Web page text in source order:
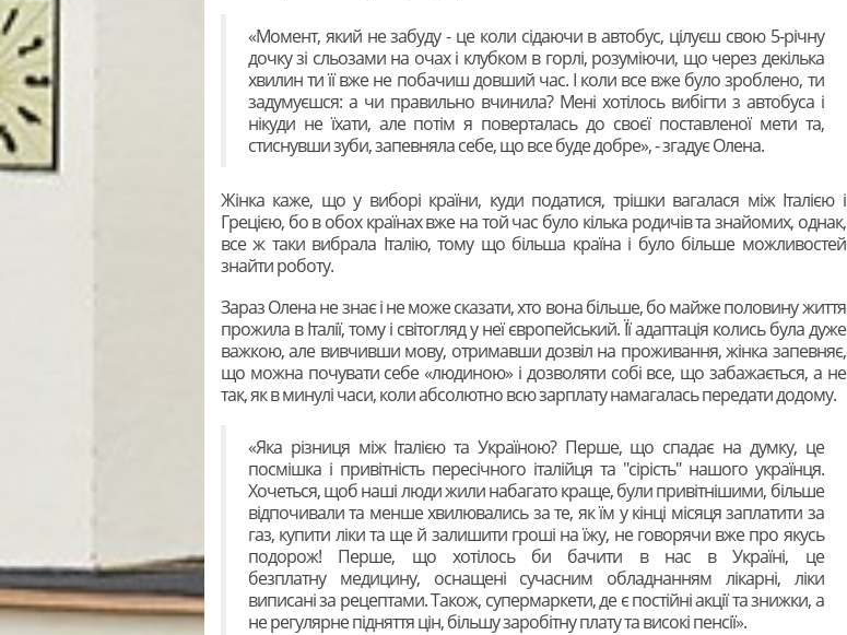
«Момент, який не забуду - це коли сідаючи в автобус, цілуєш свою 5-річну
дочку зі сльозами на очах і клубком в горлі, розуміючи, що через декілька
хвилин ти її вже не побачиш довший час. І коли все вже було зроблено, ти
задумуєшся: а чи правильно вчинила? Мені хотілось вибігти з автобуса і
нікуди не їхати, але потім я поверталась до своєї поставленої мети та,
стиснувши зуби, запевняла себе, що все буде добре», - згадує Олена.
Жінка каже, що у виборі країни, куди податися, трішки вагалася між Італією і
Грецією, бо в обох країнах вже на той час було кілька родичів та знайомих, однак,
все ж таки вибрала Італію, тому що більша країна і було більше можливостей
знайти роботу.
Зараз Олена не знає і не може сказати, хто вона більше, бо майже половину життя
прожила в Італії, тому і світогляд у неї європейський. Її адаптація колись була дуже
важкою, але вивчивши мову, отримавши дозвіл на проживання, жінка запевняє,
що можна почувати себе «людиною» і дозволяти собі все, що забажається, а не
так, як в минулі часи, коли абсолютно всю зарплату намагалась передати додому.
«Яка різниця між Італією та Україною? Перше, що спадає на думку, це
посмішка і привітність пересічного італійця та "сірість" нашого українця.
Хочеться, щоб наші люди жили набагато краще, були привітнішими, більше
відпочивали та менше хвилювались за те, як їм у кінці місяця заплатити за
газ, купити ліки та ще й залишити гроші на їжу, не говорячи вже про якусь
подорож! Перше, що хотілось би бачити в нас в Україні, це
безплатну медицину, оснащені сучасним обладнанням лікарні, ліки
виписані за рецептами. Також, супермаркети, де є постійні акції та знижки, а
не регулярне підняття цін, більшу заробітну плату та високі пенсії».